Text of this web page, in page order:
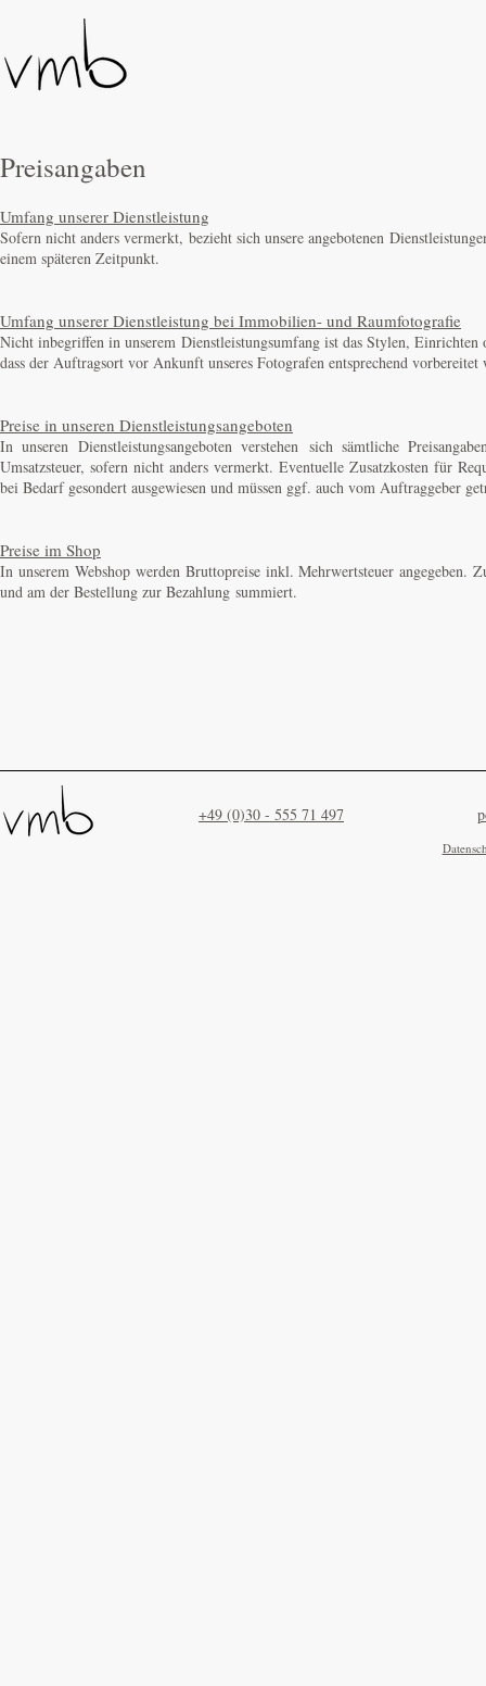
Preisangaben​
Umfang unserer Dienstleistung
Sofern nicht anders vermerkt, bezieht sich unsere angebotenen
einem späteren Zeitpunkt.
Umfang unserer Dienstleistung bei Immobilien- und Raumfotografie
Nicht inbegriffen in unserem Dienstleistungsumfang ist das Stylen,
dass der Auftragsort vor Ankunft unseres Fotografen entsprechend vorbereitet
Preise in unseren Dienstleistungsangeboten
In unseren Dienstleistungsangeboten verstehen sich sämtliche
Umsatzsteuer, sofern nicht anders vermerkt. Eventuelle Zusatzkosten für
bei Bedarf gesondert ausgewiesen und müssen ggf. auch vom Auftraggeber
Preise im Shop
In unserem Webshop werden Bruttopreise inkl. Mehrwertsteuer angegeben.
und am der Bestellung zur Bezahlung summiert.
+49 (0)30 - 555 71 497